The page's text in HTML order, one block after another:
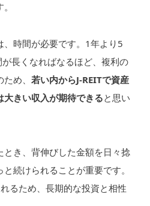
時間が必要です。1年より5
長くなればなるほど、複利の
め、 若い内からJ-REITで資産
きい収入が期待できると思い
き、背伸びした金額を日々捻
続けられることが重要です。
るため、長期的な投資と相性